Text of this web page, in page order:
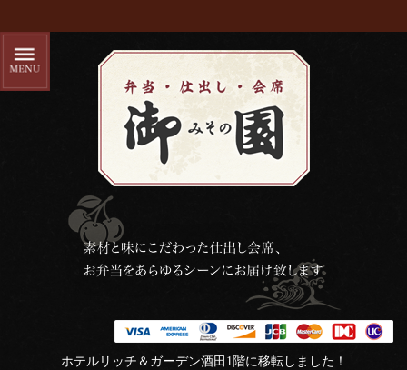
ホテルリッチ＆ガーデン酒田1階に移転しました！